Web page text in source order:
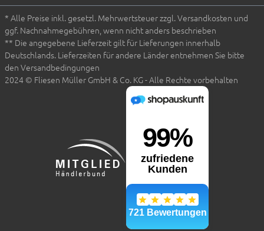
* Alle Preise inkl. gesetzl. Mehrwertsteuer zzgl. Versandkosten und
ggf. Nachnahmegebühren, wenn nicht anders beschrieben
** Die angegebene Lieferzeit gilt für Lieferungen innerhalb
Deutschlands. Lieferzeiten für andere Länder entnehmen Sie bitte
den Versandbedingungen
2024 © Fliesen Müller GmbH & Co. KG - Alle Rechte vorbehalten